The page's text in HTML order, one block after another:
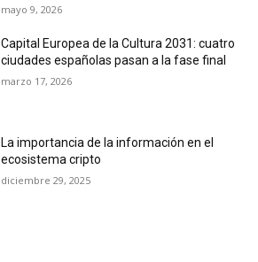
mayo 9, 2026
Capital Europea de la Cultura 2031: cuatro
ciudades españolas pasan a la fase final
marzo 17, 2026
La importancia de la información en el
ecosistema cripto
diciembre 29, 2025